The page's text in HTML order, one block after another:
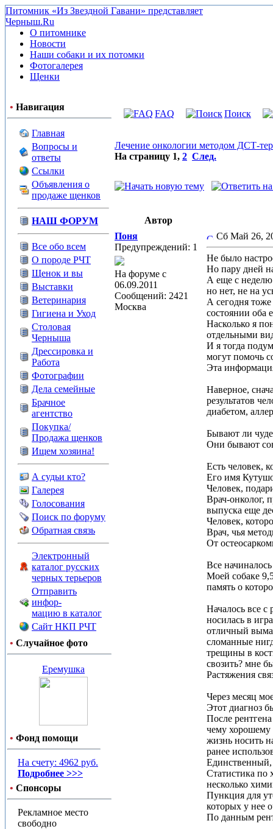
Питомник «Из Звездной Гавани» представляет
Черныш.Ru
О питомнике
Новости
Наши собаки и их потомки
Фотогалерея
Щенки
• Навигация
Главная
Вопросы и
ответы
Ссылки
Объявления о
продаже щенков
НАШ ФОРУМ
Все обо всем
О породе РЧТ
Щенок и вы
Выставки
Ветеринария
Гигиена и Уход
Столовая
Черныша
Дрессировка и
Работа
Фотографии
Дела семейные
Брачное
агентство
Покупка/
Продажа щенков
Ищем хозяина!
А судьи кто?
Галерея
Голосования
Поиск по форуму
Обратная связь
Электронный
каталог русских
черных терьеров
Отправить
инфор-
мацию в каталог
Сайт НКП РЧТ
• Случайное фото
Еремушка
• Фонд помощи
На счету: 4962 руб.
Подробнее >>>
• Спонсоры
Рекламное место
свободно
FAQ Поиск
Лечение онкологии методом ДСТ-
На страницу 1, 2 След.
Автор
Поня
Предупреждений: 1
На форуме с
06.09.2011
Сообщений: 2421
Москва
Сб Май 26,
Не было
Но пару дней
А еще с неделю
но нет, не на
А сегодня
состоянии оба
Насколько я
отдельными
И я тогда
могут помочь
Эта
Наверное,
результатов
диабетом,
Бывают ли
Они бывают
Есть человек,
Его имя
Человек,
Врач-онколог,
выпуска еще
Человек,
Врач, чья
От
Все
Моей собаке
память о
Началось все с
носилась в
отличный
сломанные
трещины в
свозить? мне
Растяжения
Через месяц
Этот диагноз
После
чему хорошему
жизнь носить
ранее
Единственный,
Статистика по
несколько
Пункция для
которых у нее
По данным